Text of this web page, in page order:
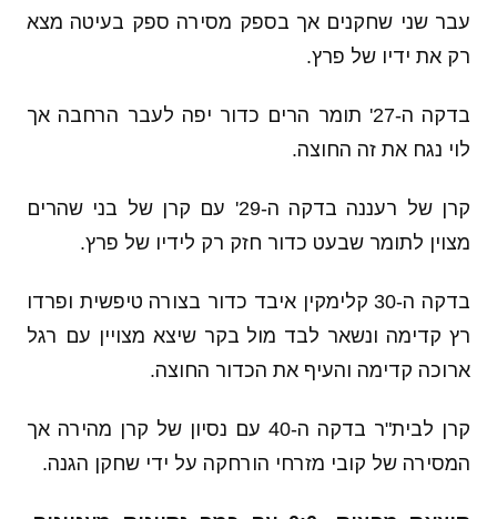
עבר שני שחקנים אך בספק מסירה ספק בעיטה מצא
רק את ידיו של פרץ.
בדקה ה-27' תומר הרים כדור יפה לעבר הרחבה אך
לוי נגח את זה החוצה.
קרן של רעננה בדקה ה-29' עם קרן של בני שהרים
מצוין לתומר שבעט כדור חזק רק לידיו של פרץ.
בדקה ה-30 קלימקין איבד כדור בצורה טיפשית ופרדו
רץ קדימה ונשאר לבד מול בקר שיצא מצויין עם רגל
ארוכה קדימה והעיף את הכדור החוצה.
קרן לבית"ר בדקה ה-40 עם נסיון של קרן מהירה אך
המסירה של קובי מזרחי הורחקה על ידי שחקן הגנה.